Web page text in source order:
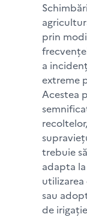
prin
a
extreme
Acestea
trebuie
adapta
sau
de